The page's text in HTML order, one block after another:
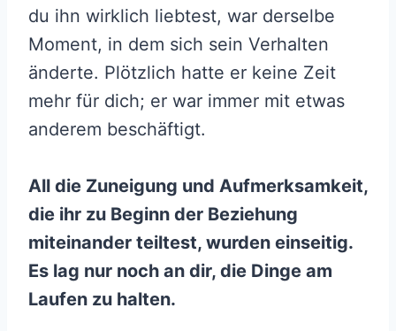
du ihn wirklich liebtest, war derselbe
Moment, in dem sich sein Verhalten
änderte. Plötzlich hatte er keine Zeit
mehr für dich; er war immer mit etwas
anderem beschäftigt.
All die Zuneigung und Aufmerksamkeit,
die ihr zu Beginn der Beziehung
miteinander teiltest, wurden einseitig.
Es lag nur noch an dir, die Dinge am
Laufen zu halten.